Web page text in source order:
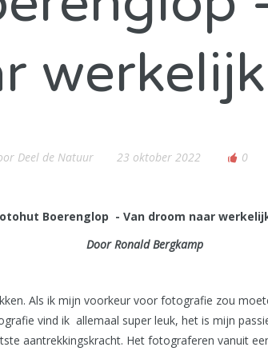
Deel de Natuur 23 oktober 2022 0
Boerenglop - Van droom naar
Door Ronald Bergkamp
Als ik mijn voorkeur voor fotografie zou
vind ik allemaal super leuk, het is mijn
aantrekkingskracht. Het fotograferen vanuit